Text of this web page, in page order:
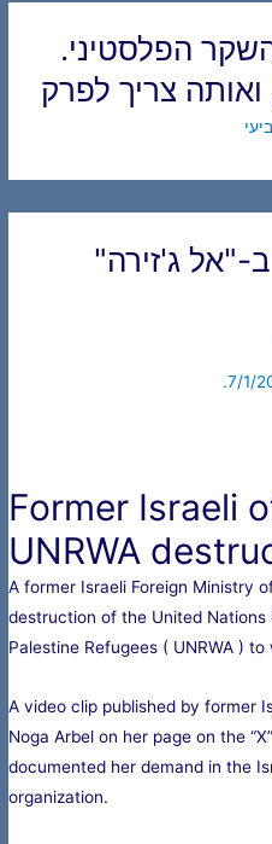
הפלסטיני.
ואותה צריך לפרק
"אל ג'זירה"
Former Israeli
UNRWA
A former Israeli Foreign Ministry
destruction of the United
Palestine Refugees ( UNRWA )
A video clip published by former
Noga Arbel on her page on the
documented her demand in the
organization.